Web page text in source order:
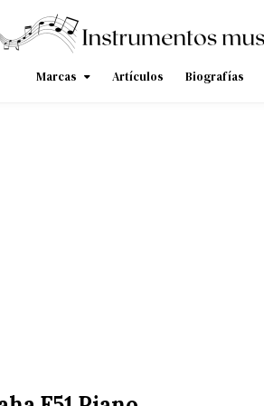
Marcas Artículos Biografías